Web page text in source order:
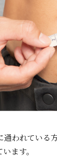
通われている
ます。